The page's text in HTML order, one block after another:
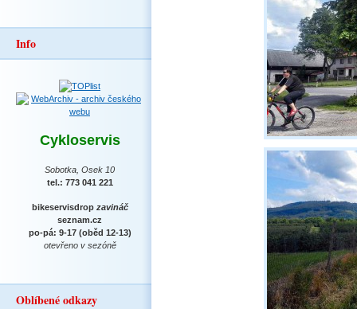
Info
Cykloservis
Sobotka, Osek 10
tel.: 773 041 221
bikeservisdrop zavináč
seznam.cz
po-pá: 9-17 (oběd 12-13)
otevřeno v sezóně
Oblíbené odkazy